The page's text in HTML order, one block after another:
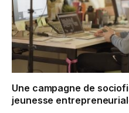
Une campagne de
jeunesse